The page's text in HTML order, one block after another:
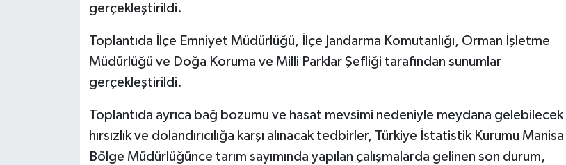
gerçekleştirildi.
Toplantıda İlçe Emniyet Müdürlüğü, İlçe Jandarma Komutanlığı, Orman İşletme
Müdürlüğü ve Doğa Koruma ve Milli Parklar Şefliği tarafından sunumlar
gerçekleştirildi.
Toplantıda ayrıca bağ bozumu ve hasat mevsimi nedeniyle meydana gelebilecek
hırsızlık ve dolandırıcılığa karşı alınacak tedbirler, Türkiye İstatistik Kurumu Manisa
Bölge Müdürlüğünce tarım sayımında yapılan çalışmalarda gelinen son durum,